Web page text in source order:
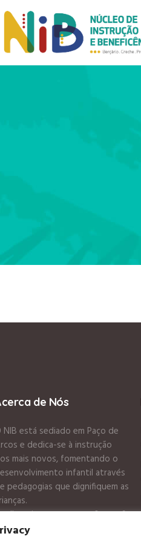
de Nós
NIB está sediado em Paço de
e dedica-se à instrução
mais novos, fomentando o
infantil através
pedagogias que dignifiquem as
crianças entre os 0 e os 6
tendo uma creche e um